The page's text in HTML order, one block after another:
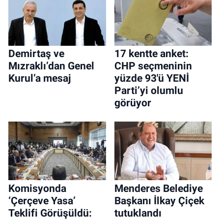
Demirtaş ve
Mızraklı’dan Genel
Kurul’a mesaj
17 kentte anket:
CHP seçmeninin
yüzde 93'ü YENİ
Parti’yi olumlu
görüyor
Komisyonda
‘Çerçeve Yasa’
Teklifi Görüşüldü:
Menderes Belediye
Başkanı İlkay Çiçek
tutuklandı